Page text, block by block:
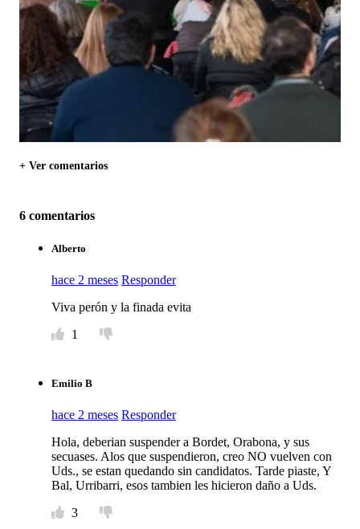
+ Ver comentarios
6 comentarios
Alberto
hace 2 meses Responder
Viva perón y la finada evita
1
Emilio B
hace 2 meses Responder
Hola, deberian suspender a Bordet, Orabona, y sus
secuases. Alos que suspendieron, creo NO vuelven con
Uds., se estan quedando sin candidatos. Tarde piaste, Y
Bal, Urribarri, esos tambien les hicieron daño a Uds.
3